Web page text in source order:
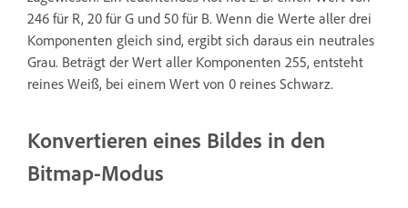
246 für R, 20 für G und 50 für B. Wenn die Werte aller drei
Komponenten gleich sind, ergibt sich daraus ein neutrales
Grau. Beträgt der Wert aller Komponenten 255, entsteht
reines Weiß, bei einem Wert von 0 reines Schwarz.
Konvertieren eines Bildes in den
Bitmap-Modus